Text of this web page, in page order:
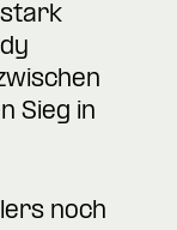
stark
Sieg in
noch